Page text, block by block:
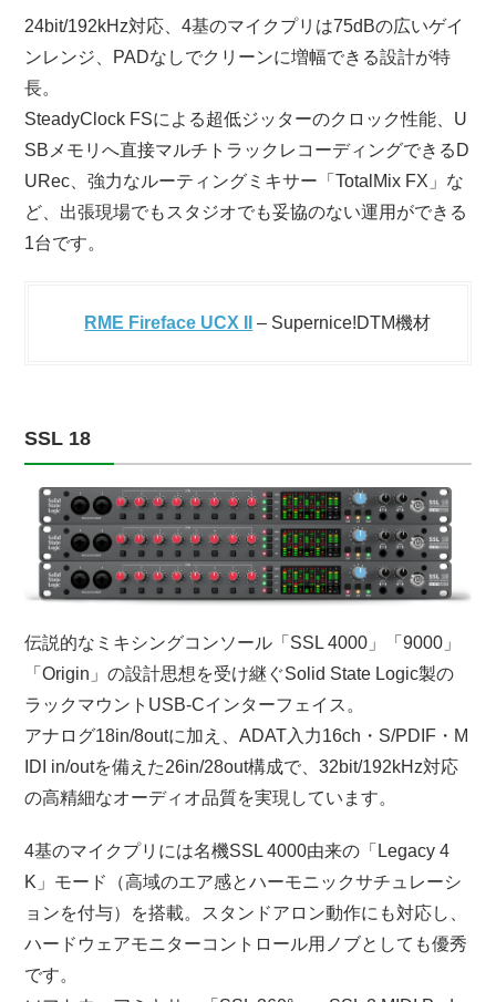
24bit/192kHz対応、4基のマイクプリは75dBの広いゲイ
ンレンジ、PADなしでクリーンに増幅できる設計が特
長。
SteadyClock FSによる超低ジッターのクロック性能、U
SBメモリへ直接マルチトラックレコーディングできるD
URec、強力なルーティングミキサー「TotalMix FX」な
ど、出張現場でもスタジオでも妥協のない運用ができる
1台です。
RME Fireface UCX II – Supernice!DTM機材
SSL 18
伝説的なミキシングコンソール「SSL 4000」「9000」
「Origin」の設計思想を受け継ぐSolid State Logic製の
ラックマウントUSB-Cインターフェイス。
アナログ18in/8outに加え、ADAT入力16ch・S/PDIF・M
IDI in/outを備えた26in/28out構成で、32bit/192kHz対応
の高精細なオーディオ品質を実現しています。
4基のマイクプリには名機SSL 4000由来の「Legacy 4
K」モード（高域のエア感とハーモニックサチュレーシ
ョンを付与）を搭載。スタンドアロン動作にも対応し、
ハードウェアモニターコントロール用ノブとしても優秀
です。